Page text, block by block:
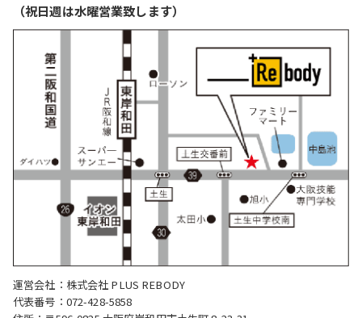
（祝日週は水曜営業致します）
運営会社：株式会社 PLUS REBODY
代表番号：072-428-5858